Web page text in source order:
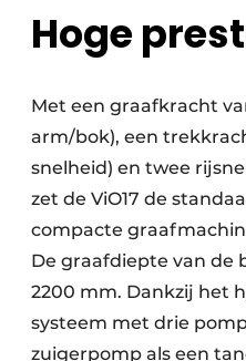
Hoge
Met een graafkracht
arm/bok), een
snelheid) en twee
zet de ViO17 de
compacte
De graafdiepte van de
2200 mm. Dankzij het
systeem met drie
zuigerpomp als een